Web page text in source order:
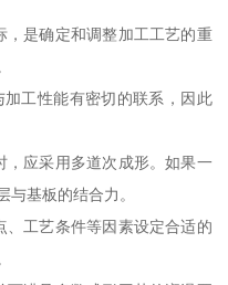
，是确定和调整加工工艺的重
工性能有密切的联系，因此
，应采用多道次成形。如果一
与基板的结合力。
、工艺条件等因素设定合适的